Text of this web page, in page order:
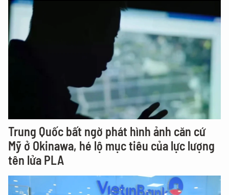
Trung Quốc bất ngờ phát hình ảnh căn cứ
Mỹ ở Okinawa, hé lộ mục tiêu của lực lượng
tên lửa PLA